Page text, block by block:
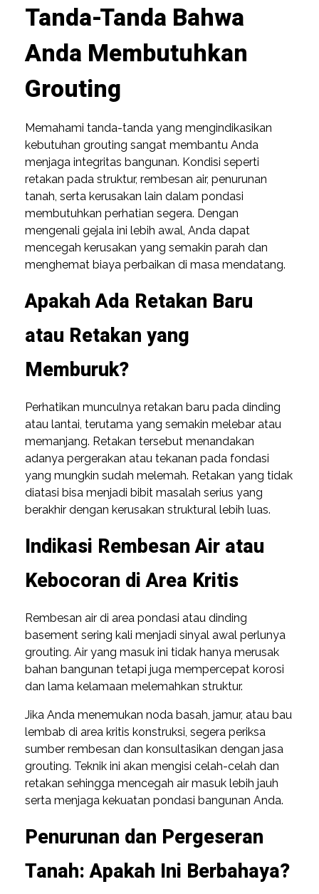
Tanda-Tanda Bahwa
Anda Membutuhkan
Grouting
Memahami tanda-tanda yang mengindikasikan
kebutuhan grouting sangat membantu Anda
menjaga integritas bangunan. Kondisi seperti
retakan pada struktur, rembesan air, penurunan
tanah, serta kerusakan lain dalam pondasi
membutuhkan perhatian segera. Dengan
mengenali gejala ini lebih awal, Anda dapat
mencegah kerusakan yang semakin parah dan
menghemat biaya perbaikan di masa mendatang.
Apakah Ada Retakan Baru
atau Retakan yang
Memburuk?
Perhatikan munculnya retakan baru pada dinding
atau lantai, terutama yang semakin melebar atau
memanjang. Retakan tersebut menandakan
adanya pergerakan atau tekanan pada fondasi
yang mungkin sudah melemah. Retakan yang tidak
diatasi bisa menjadi bibit masalah serius yang
berakhir dengan kerusakan struktural lebih luas.
Indikasi Rembesan Air atau
Kebocoran di Area Kritis
Rembesan air di area pondasi atau dinding
basement sering kali menjadi sinyal awal perlunya
grouting. Air yang masuk ini tidak hanya merusak
bahan bangunan tetapi juga mempercepat korosi
dan lama kelamaan melemahkan struktur.
Jika Anda menemukan noda basah, jamur, atau bau
lembab di area kritis konstruksi, segera periksa
sumber rembesan dan konsultasikan dengan jasa
grouting. Teknik ini akan mengisi celah-celah dan
retakan sehingga mencegah air masuk lebih jauh
serta menjaga kekuatan pondasi bangunan Anda.
Penurunan dan Pergeseran
Tanah: Apakah Ini Berbahaya?